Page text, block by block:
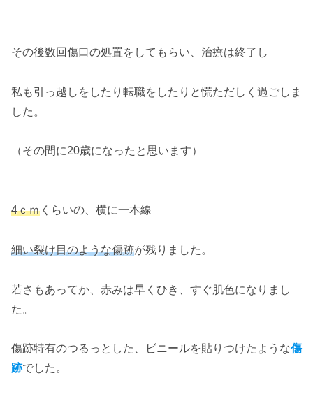
その後数回傷口の処置をしてもらい、治療は終了し
私も引っ越しをしたり転職をしたりと慌ただしく過ごしま
した。
（その間に20歳になったと思います）
4ｃｍ くらいの、横に一本線
細い裂け目のような傷跡が残りました。
若さもあってか、赤みは早くひき、すぐ肌色になりまし
た。
傷跡特有のつるっとした、ビニールを貼りつけたような傷
跡でした。